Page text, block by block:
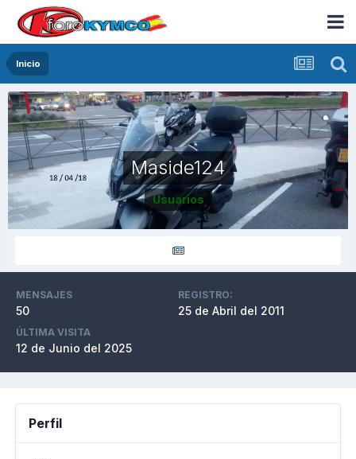
Inicio
Maside124
Usuarios
MENSAJES
50
REGISTRO:
25 de Abril del 2011
ÚLTIMA VISITA
12 de Junio del 2025
Perfil